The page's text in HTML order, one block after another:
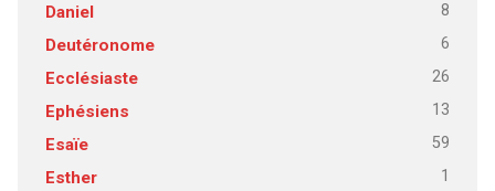
Daniel 8
Deutéronome 6
Ecclésiaste 26
Ephésiens 13
Esaïe 59
Esther 1